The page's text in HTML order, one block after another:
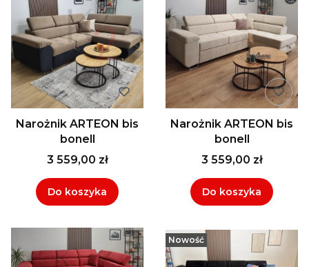
Narożnik ARTEON bis
bonell
3 559,00 zł
Do koszyka
Narożnik ARTEON bis
bonell
3 559,00 zł
Do koszyka
Nowość